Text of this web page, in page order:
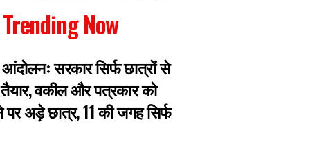
Trending Now
आंदोलनः सरकार सिर्फ छात्रों से
वकील और पत्रकार को
अड़े छात्र, 11 की जगह सिर्फ